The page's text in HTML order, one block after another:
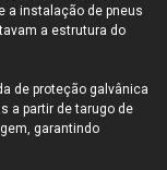
a instalação de pneus
a estrutura do
de proteção galvânica
a partir de tarugo de
garantindo